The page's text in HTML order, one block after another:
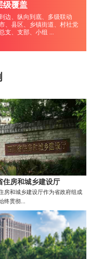
级覆盖
边、纵向到底、多级联动
、县区、乡镇街道、村社党
支、支部、小组 ...
住房和城乡建设厅
房和城乡建设厅作为省政府组成
终贯彻...